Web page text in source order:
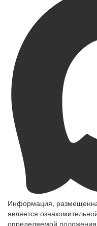
Информация,
является
определяемой